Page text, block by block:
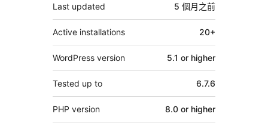
Last updated 5 個月之前
Active installations 20+
WordPress version 5.1 or higher
Tested up to 6.7.6
PHP version 8.0 or higher